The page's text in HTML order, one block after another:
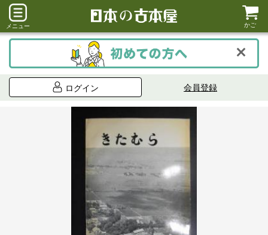
メニュー かご
ログイン 会員登録